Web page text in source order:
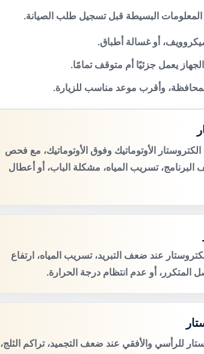
البسيطة قبل تسجيل طلب الصيانة.
أو غسالة أطباق.
يعمل جزئيًا أم متوقف تمامًا.
المحافظة، وأقرب موعد مناسب للزيارة.
الأوتوماتيك وفوق الأوتوماتيك، مع فحص
تسريب المياه، مشكلة الباب، أو أعطال
عند ضعف التبريد، تسريب المياه، ارتفاع
المتكرر، أو عدم انتظام درجة الحرارة.
للرأسي والأفقي عند ضعف التجميد، تراكم الثلج،